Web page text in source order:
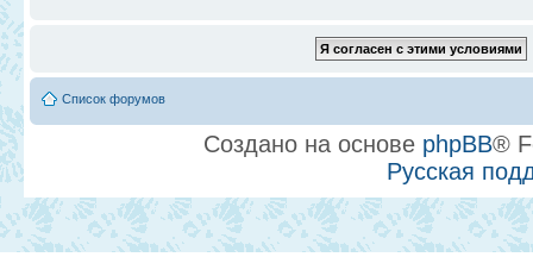
Список форумов
Создано на основе phpBB®
Русская